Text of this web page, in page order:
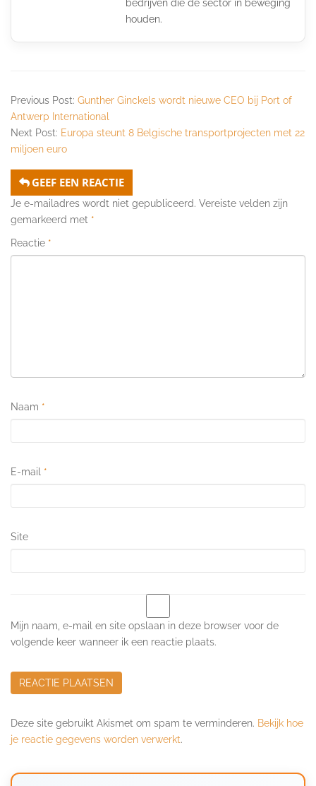
bedrijven die de sector in beweging
houden.
Previous Post: Gunther Ginckels wordt nieuwe CEO bij Port of
Antwerp International
Next Post: Europa steunt 8 Belgische transportprojecten met 22
miljoen euro
GEEF EEN REACTIE
Je e-mailadres wordt niet gepubliceerd. Vereiste velden zijn
gemarkeerd met *
Reactie *
Naam *
E-mail *
Site
Mijn naam, e-mail en site opslaan in deze browser voor de
volgende keer wanneer ik een reactie plaats.
Deze site gebruikt Akismet om spam te verminderen. Bekijk hoe
je reactie gegevens worden verwerkt.